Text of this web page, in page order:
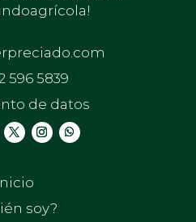
596 5839
de datos
soy?